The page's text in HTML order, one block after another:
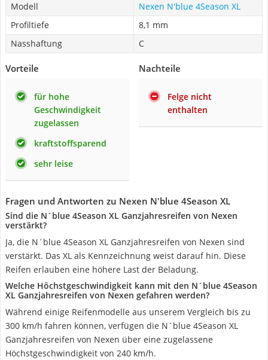
Modell
Nexen N'blue 4Season XL
Profiltiefe
8,1 mm
Nasshaftung
C
Vorteile
für hohe
Geschwindigkeit
zugelassen
kraftstoffsparend
sehr leise
Nachteile
Felge nicht
enthalten
Fragen und Antworten zu Nexen N'blue 4Season XL
Sind die N´blue 4Season XL Ganzjahresreifen von Nexen
verstärkt?
Ja, die N´blue 4Season XL Ganzjahresreifen von Nexen sind
verstärkt. Das XL als Kennzeichnung weist darauf hin. Diese
Reifen erlauben eine höhere Last der Beladung.
Welche Höchstgeschwindigkeit kann mit den N´blue 4Season
XL Ganzjahresreifen von Nexen gefahren werden?
Während einige Reifenmodelle aus unserem Vergleich bis zu
300 km/h fahren können, verfügen die N´blue 4Season XL
Ganzjahresreifen von Nexen über eine zugelassene
Höchstgeschwindigkeit von 240 km/h.